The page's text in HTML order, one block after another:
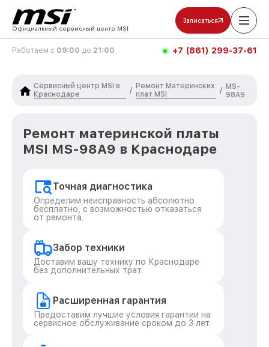
Официальный сервисный центр MSI
Записаться
Работаем с 09:00 до 21:00 +7 (861) 299-37-61
Сервисный центр MSI в
Краснодаре
/
Ремонт Материнских
плат MSI
/ MS-
98A9
Ремонт материнской платы
MSI MS-98A9 в Краснодаре
Точная диагностика
Определим неисправность абсолютно
бесплатно, с возможностью отказаться
от ремонта.
Забор техники
Доставим вашу технику по Краснодаре
без дополнительных трат.
Расширенная гарантия
Предоставим лучшие условия гарантии на
сервисное обслуживание сроком до 3 лет.